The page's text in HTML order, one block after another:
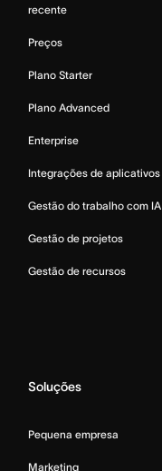
recente
Preços
Plano Starter
Plano Advanced
Enterprise
Integrações de aplicativos
Gestão do trabalho com IA
Gestão de projetos
Gestão de recursos
Soluções
Pequena empresa
Marketing